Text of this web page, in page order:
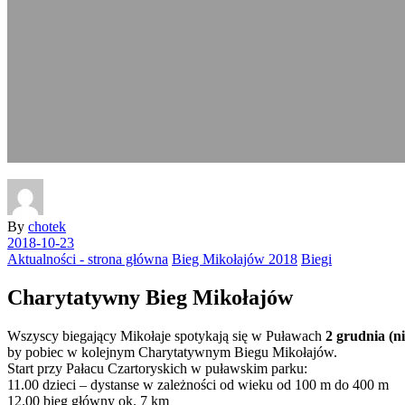
By chotek
2018-10-23
Aktualności - strona główna Bieg Mikołajów 2018 Biegi
Charytatywny Bieg Mikołajów
Wszyscy biegający Mikołaje spotykają się w Puławach 2 grudnia
by pobiec w kolejnym Charytatywnym Biegu Mikołajów.
Start przy Pałacu Czartoryskich w puławskim parku:
11.00 dzieci – dystanse w zależności od wieku od 100 m do 400 m
12.00 bieg główny ok. 7 km